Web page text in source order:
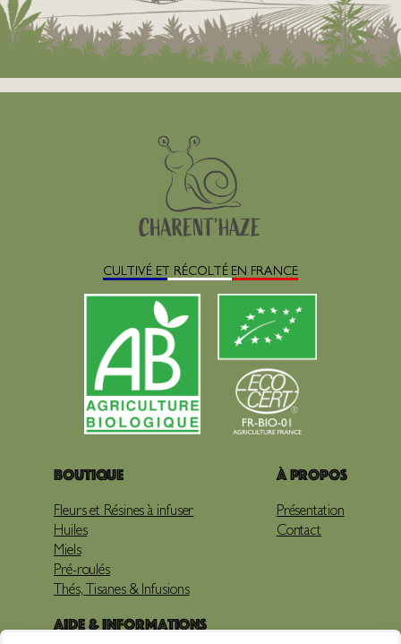
CULTIVÉ ET RÉCOLTÉ EN FRANCE
Boutique
Fleurs et Résines à infuser
Huiles
Miels
Pré-roulés
Thés, Tisanes & Infusions
À propos
Présentation
Contact
Aide & Informations